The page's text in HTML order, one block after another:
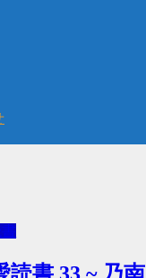
読書 33 ~ 乃南